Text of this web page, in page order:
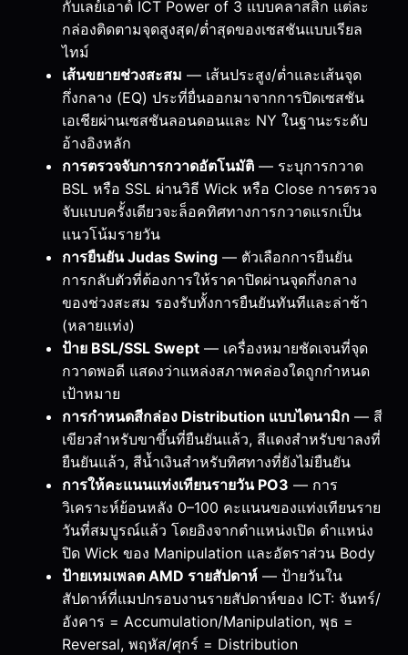
กับเลย์เอาต์ ICT Power of 3 แบบคลาสสิก แต่ละ
กล่องติดตามจุดสูงสุด/ต่ำสุดของเซสชันแบบเรียล
ไทม์
เส้นขยายช่วงสะสม — เส้นประสูง/ต่ำและเส้นจุด
กึ่งกลาง (EQ) ประที่ยื่นออกมาจากการปิดเซสชัน
เอเชียผ่านเซสชันลอนดอนและ NY ในฐานะระดับ
อ้างอิงหลัก
การตรวจจับการกวาดอัตโนมัติ — ระบุการกวาด
BSL หรือ SSL ผ่านวิธี Wick หรือ Close การตรวจ
จับแบบครั้งเดียวจะล็อคทิศทางการกวาดแรกเป็น
แนวโน้มรายวัน
การยืนยัน Judas Swing — ตัวเลือกการยืนยัน
การกลับตัวที่ต้องการให้ราคาปิดผ่านจุดกึ่งกลาง
ของช่วงสะสม รองรับทั้งการยืนยันทันทีและล่าช้า
(หลายแท่ง)
ป้าย BSL/SSL Swept — เครื่องหมายชัดเจนที่จุด
กวาดพอดี แสดงว่าแหล่งสภาพคล่องใดถูกกำหนด
เป้าหมาย
การกำหนดสีกล่อง Distribution แบบไดนามิก — สี
เขียวสำหรับขาขึ้นที่ยืนยันแล้ว, สีแดงสำหรับขาลงที่
ยืนยันแล้ว, สีน้ำเงินสำหรับทิศทางที่ยังไม่ยืนยัน
การให้คะแนนแท่งเทียนรายวัน PO3 — การ
วิเคราะห์ย้อนหลัง 0–100 คะแนนของแท่งเทียนราย
วันที่สมบูรณ์แล้ว โดยอิงจากตำแหน่งเปิด ตำแหน่ง
ปิด Wick ของ Manipulation และอัตราส่วน Body
ป้ายเทมเพลต AMD รายสัปดาห์ — ป้ายวันใน
สัปดาห์ที่แมปกรอบงานรายสัปดาห์ของ ICT: จันทร์/
อังคาร = Accumulation/Manipulation, พุธ =
Reversal, พฤหัส/ศุกร์ = Distribution